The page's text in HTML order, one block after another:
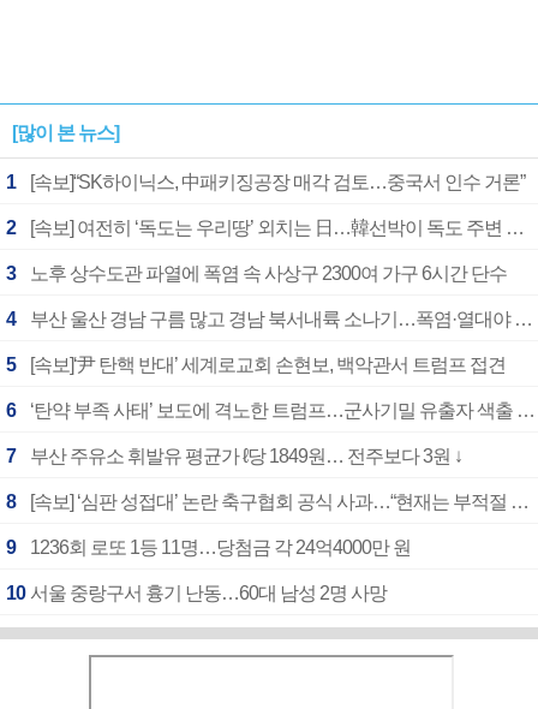
[많이 본 뉴스]
1 [속보]“SK하이닉스, 中패키징공장 매각 검토…중국서 인수 거론”
2 [속보] 여전히 ‘독도는 우리땅’ 외치는 日…韓선박이 독도 주변 해양조사 활동하자 반발
3 노후 상수도관 파열에 폭염 속 사상구 2300여 가구 6시간 단수
4 부산 울산 경남 구름 많고 경남 북서내륙 소나기…폭염·열대야 계속
5 [속보]‘尹 탄핵 반대’ 세계로교회 손현보, 백악관서 트럼프 접견
6 ‘탄약 부족 사태’ 보도에 격노한 트럼프…군사기밀 유출자 색출 지시
7 부산 주유소 휘발유 평균가 ℓ당 1849원… 전주보다 3원 ↓
8 [속보] ‘심판 성접대’ 논란 축구협회 공식 사과…“현재는 부적절 행위 없어”
9 1236회 로또 1등 11명…당첨금 각 24억4000만 원
10 서울 중랑구서 흉기 난동…60대 남성 2명 사망